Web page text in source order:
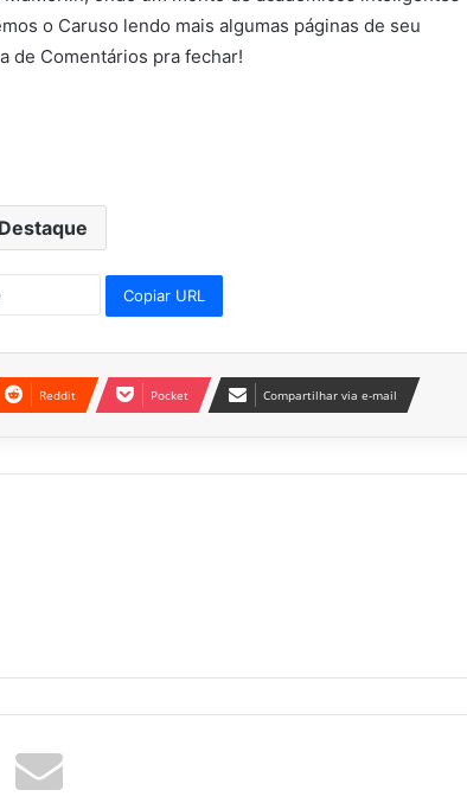
o Caruso lendo mais algumas páginas de seu
de Comentários pra fechar!
Copiar URL
Reddit Pocket Compartilhar via e-mail